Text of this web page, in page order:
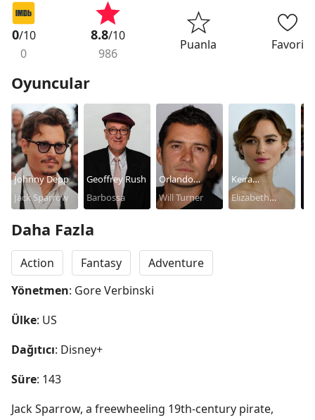
0/10
0
8.8/10
986
Puanla Favori
Oyuncular
Johnny Depp
Jack Sparrow
Geoffrey Rush
Barbossa
Orlando
Bloom
Will Turner
Keira
Knightley
Elizabeth
Daha Fazla
Action Fantasy
Adventure
Yönetmen: Gore Verbinski
Ülke: US
Dağıtıcı: Disney+
Süre: 143
Jack Sparrow, a freewheeling 19th-century pirate,